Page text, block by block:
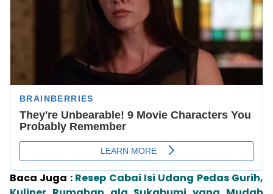
Baca Juga : Resep Cabai Isi Udang Pedas Gurih,